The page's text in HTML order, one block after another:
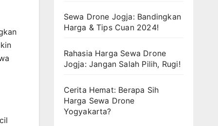
Sewa Drone Jogja: Bandingkan
Harga & Tips Cuan 2024!
Rahasia Harga Sewa Drone
Jogja: Jangan Salah Pilih, Rugi!
Cerita Hemat: Berapa Sih
Harga Sewa Drone
Yogyakarta?